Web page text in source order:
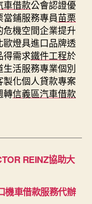
車借款公會認證優
鋪服務專員苗栗
機空間企業提升
歐燈具進口品牌透
得需求鐵件工程於
活服務專業個別
製化個人貸款專案
轉信義區汽車借款
REINZ協助大
機車借款服務代辦